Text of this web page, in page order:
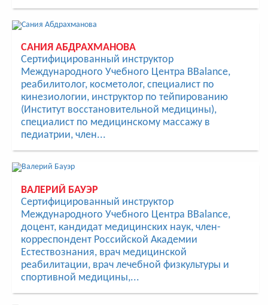
САНИЯ АБДРАХМАНОВА
Cертифицированный инструктор
Международного Учебного Центра BBalance,
реабилитолог, косметолог, специалист по
кинезиологии, инструктор по тейпированию
(Институт восстановительной медицины),
специалист по медицинскому массажу в
педиатрии, член...
ВАЛЕРИЙ БАУЭР
Сертифицированный инструктор
Международного Учебного Центра BBalance,
доцент, кандидат медицинских наук, член-
корреспондент Российской Академии
Естествознания, врач медицинской
реабилитации, врач лечебной физкультуры и
спортивной медицины,...